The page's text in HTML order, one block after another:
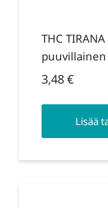
THC
3,48€
Lisää